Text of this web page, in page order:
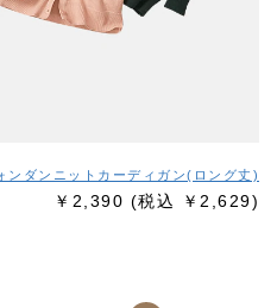
ンダンニットカーディガン(ロング丈)
￥2,390 (税込 ￥2,629)